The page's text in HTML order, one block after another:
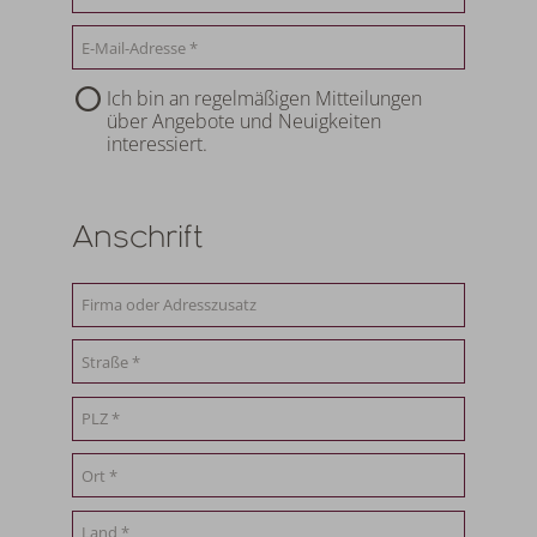
Ich bin an regelmäßigen Mitteilungen
über Angebote und Neuigkeiten
interessiert.
Anschrift